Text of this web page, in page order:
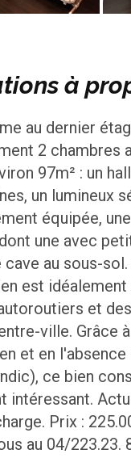
à
au dernier
2 chambres
97m² : un
un lumineux
équipée,
une avec
au sous-
est
et
ville. Grâce
et en
ce bien
intéressant.
Prix :
au 04/223.23.